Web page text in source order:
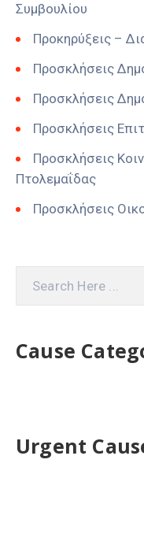
Συμβουλίου
Προκηρύξεις –
Προσκλήσεις
Προσκλήσεις
Προσκλήσεις
Προσκλήσεις
Πτολεμαΐδας
Προσκλήσεις
Cause
Urgent